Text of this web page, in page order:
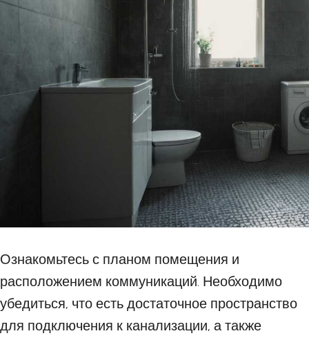
Ознакомьтесь с планом помещения и
расположением коммуникаций. Необходимо
убедиться, что есть достаточное пространство
для подключения к канализации, а также